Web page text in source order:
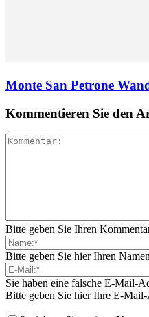
Monte San Petrone
Kommentieren Sie den
Bitte geben Sie Ihren
Bitte geben Sie hier Ihren
Sie haben eine falsche E-Mail-
Bitte geben Sie hier Ihre E-Mail-